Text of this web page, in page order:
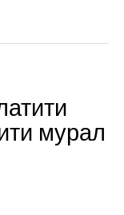
–
мурал